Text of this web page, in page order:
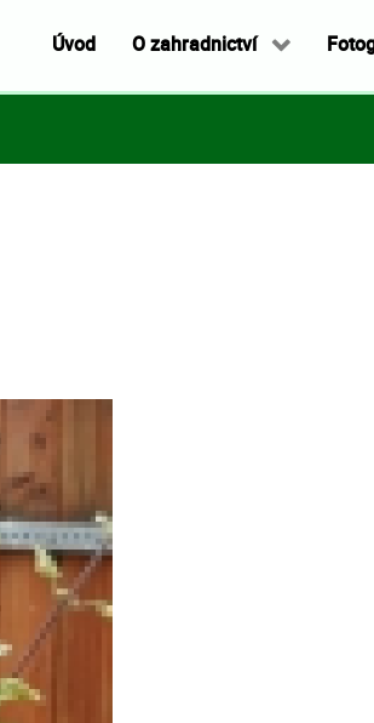
Úvod O zahradnictví